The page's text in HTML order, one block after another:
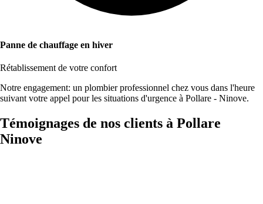
Panne de chauffage en hiver
Rétablissement de votre confort
Notre engagement: un plombier professionnel chez vous dans l'heure
suivant votre appel pour les situations d'urgence à Pollare - Ninove.
Témoignages de nos clients à Pollare
Ninove